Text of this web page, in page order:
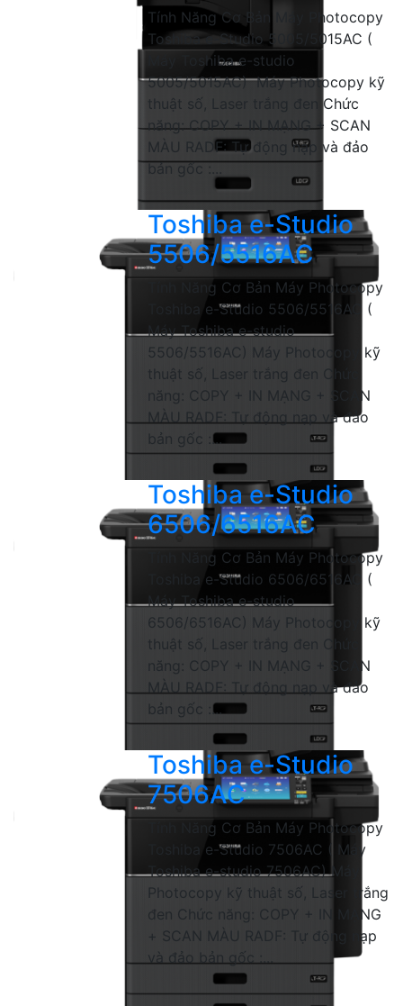
Tính Năng Cơ Bản Máy Photocopy
Toshiba e-Studio 5005/5015AC (
Máy Toshiba e-studio
5005/5015AC) Máy Photocopy kỹ
thuật số, Laser trắng đen Chức
năng: COPY + IN MẠNG + SCAN
MÀU RADF: Tự động nạp và đảo
bản gốc :...
Toshiba e-Studio
5506/5516AC
Tính Năng Cơ Bản Máy Photocopy
Toshiba e-Studio 5506/5516AC (
Máy Toshiba e-studio
5506/5516AC) Máy Photocopy kỹ
thuật số, Laser trắng đen Chức
năng: COPY + IN MẠNG + SCAN
MÀU RADF: Tự động nạp và đảo
bản gốc :...
Toshiba e-Studio
6506/6516AC
Tính Năng Cơ Bản Máy Photocopy
Toshiba e-Studio 6506/6516AC (
Máy Toshiba e-studio
6506/6516AC) Máy Photocopy kỹ
thuật số, Laser trắng đen Chức
năng: COPY + IN MẠNG + SCAN
MÀU RADF: Tự động nạp và đảo
bản gốc :...
Toshiba e-Studio
7506AC
Tính Năng Cơ Bản Máy Photocopy
Toshiba e-Studio 7506AC ( Máy
Toshiba e-studio 7506AC) Máy
Photocopy kỹ thuật số, Laser trắng
đen Chức năng: COPY + IN MẠNG
+ SCAN MÀU RADF: Tự động nạp
và đảo bản gốc :...